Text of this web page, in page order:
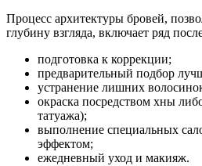
Процесс архитектуры бровей,
глубину взгляда, включает ряд
подготовка к коррекции;
предварительный подбор
устранение лишних
окраска посредством хны
татуажа);
выполнение специальных
эффектом;
ежедневный уход и макияж.